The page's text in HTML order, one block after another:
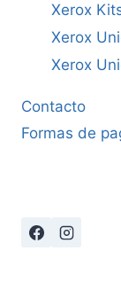
Xerox
Xerox
Xerox
Contacto
Formas de